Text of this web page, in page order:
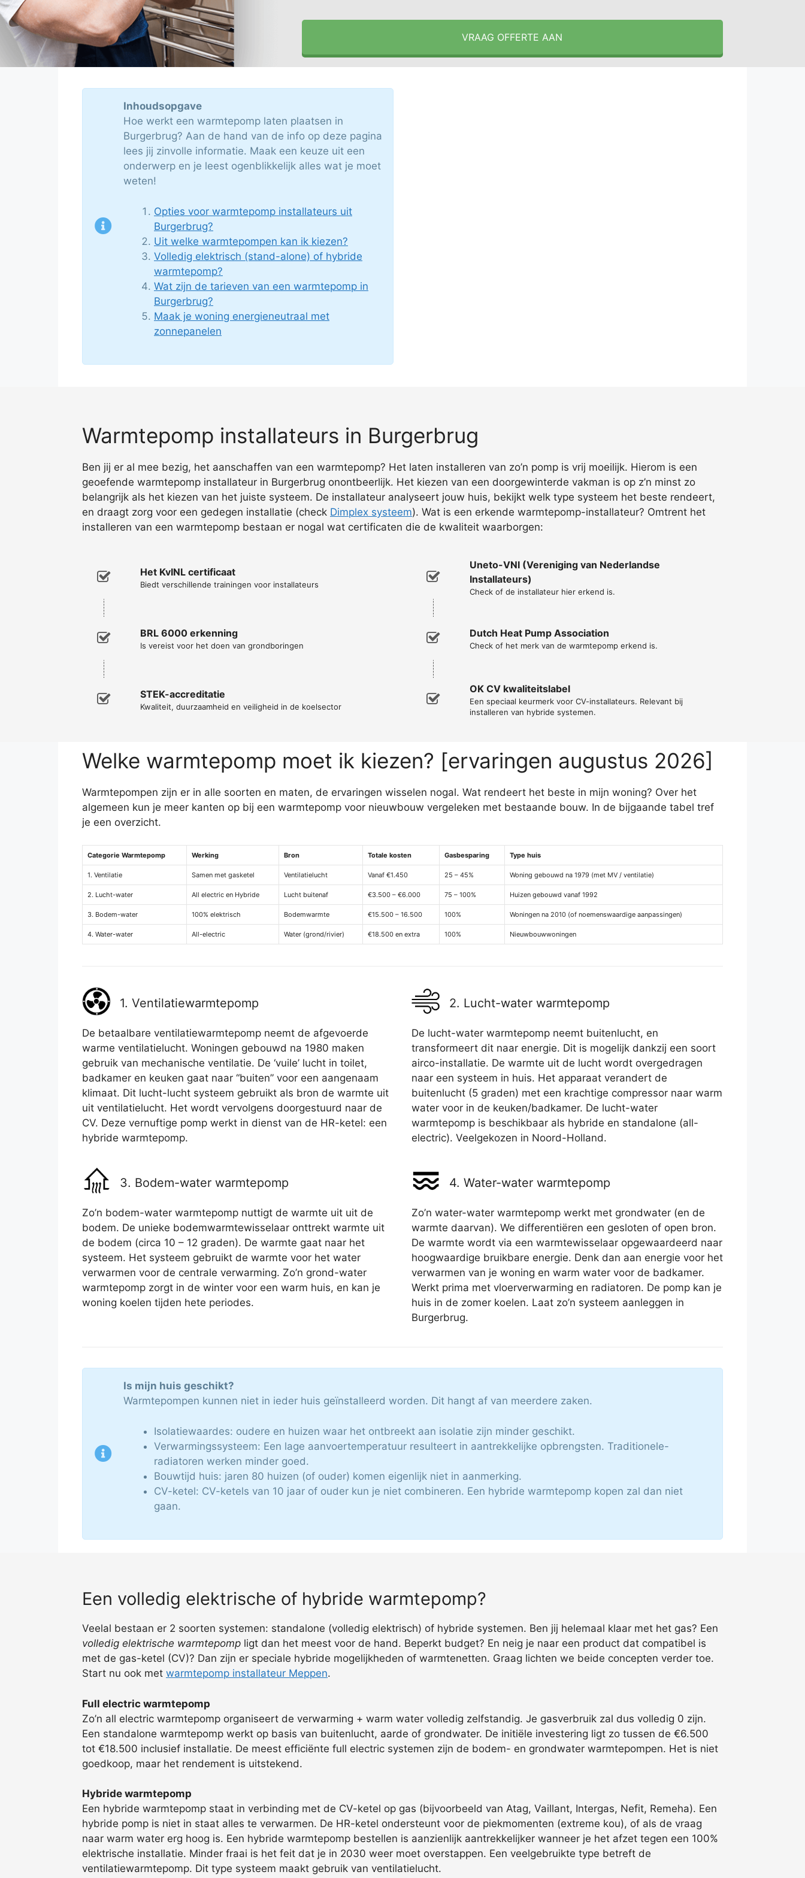
VRAAG OFFERTE AAN
Inhoudsopgave
Hoe werkt een warmtepomp laten plaatsen in
Burgerbrug? Aan de hand van de info op deze pagina
lees jij zinvolle informatie. Maak een keuze uit een
onderwerp en je leest ogenblikkelijk alles wat je moet
weten!
Opties voor warmtepomp installateurs uit
Burgerbrug?
Uit welke warmtepompen kan ik kiezen?
Volledig elektrisch (stand-alone) of hybride
warmtepomp?
Wat zijn de tarieven van een warmtepomp in
Burgerbrug?
Maak je woning energieneutraal met
zonnepanelen
Warmtepomp installateurs in Burgerbrug
Ben jij er al mee bezig, het aanschaffen van een warmtepomp? Het laten installeren van zo’n pomp is vrij moeilijk. Hierom is een
geoefende warmtepomp installateur in Burgerbrug onontbeerlijk. Het kiezen van een doorgewinterde vakman is op z’n minst zo
belangrijk als het kiezen van het juiste systeem. De installateur analyseert jouw huis, bekijkt welk type systeem het beste rendeert,
en draagt zorg voor een gedegen installatie (check Dimplex systeem). Wat is een erkende warmtepomp-installateur? Omtrent het
installeren van een warmtepomp bestaan er nogal wat certificaten die de kwaliteit waarborgen:
Het KvINL certificaat
Biedt verschillende trainingen voor installateurs
BRL 6000 erkenning
Is vereist voor het doen van grondboringen
STEK-accreditatie
Kwaliteit, duurzaamheid en veiligheid in de koelsector
Uneto-VNI (Vereniging van Nederlandse
Installateurs)
Check of de installateur hier erkend is.
Dutch Heat Pump Association
Check of het merk van de warmtepomp erkend is.
OK CV kwaliteitslabel
Een speciaal keurmerk voor CV-installateurs. Relevant bij
installeren van hybride systemen.
Welke warmtepomp moet ik kiezen? [ervaringen augustus 2026]
Warmtepompen zijn er in alle soorten en maten, de ervaringen wisselen nogal. Wat rendeert het beste in mijn woning? Over het
algemeen kun je meer kanten op bij een warmtepomp voor nieuwbouw vergeleken met bestaande bouw. In de bijgaande tabel tref
je een overzicht.
Categorie Warmtepomp Werking Bron Totale kosten Gasbesparing Type huis
1. Ventilatie Samen met gasketel Ventilatielucht Vanaf €1.450 25 – 45% Woning gebouwd na 1979 (met MV / ventilatie)
2. Lucht-water All electric en Hybride Lucht buitenaf €3.500 – €6.000 75 – 100% Huizen gebouwd vanaf 1992
3. Bodem-water 100% elektrisch Bodemwarmte €15.500 – 16.500 100% Woningen na 2010 (of noemenswaardige aanpassingen)
4. Water-water All-electric Water (grond/rivier) €18.500 en extra 100% Nieuwbouwwoningen
1. Ventilatiewarmtepomp
De betaalbare ventilatiewarmtepomp neemt de afgevoerde
warme ventilatielucht. Woningen gebouwd na 1980 maken
gebruik van mechanische ventilatie. De ‘vuile’ lucht in toilet,
badkamer en keuken gaat naar “buiten” voor een aangenaam
klimaat. Dit lucht-lucht systeem gebruikt als bron de warmte uit
uit ventilatielucht. Het wordt vervolgens doorgestuurd naar de
CV. Deze vernuftige pomp werkt in dienst van de HR-ketel: een
hybride warmtepomp.
2. Lucht-water warmtepomp
De lucht-water warmtepomp neemt buitenlucht, en
transformeert dit naar energie. Dit is mogelijk dankzij een soort
airco-installatie. De warmte uit de lucht wordt overgedragen
naar een systeem in huis. Het apparaat verandert de
buitenlucht (5 graden) met een krachtige compressor naar warm
water voor in de keuken/badkamer. De lucht-water
warmtepomp is beschikbaar als hybride en standalone (all-
electric). Veelgekozen in Noord-Holland.
3. Bodem-water warmtepomp
Zo’n bodem-water warmtepomp nuttigt de warmte uit uit de
bodem. De unieke bodemwarmtewisselaar onttrekt warmte uit
de bodem (circa 10 – 12 graden). De warmte gaat naar het
systeem. Het systeem gebruikt de warmte voor het water
verwarmen voor de centrale verwarming. Zo’n grond-water
warmtepomp zorgt in de winter voor een warm huis, en kan je
woning koelen tijden hete periodes.
4. Water-water warmtepomp
Zo’n water-water warmtepomp werkt met grondwater (en de
warmte daarvan). We differentiëren een gesloten of open bron.
De warmte wordt via een warmtewisselaar opgewaardeerd naar
hoogwaardige bruikbare energie. Denk dan aan energie voor het
verwarmen van je woning en warm water voor de badkamer.
Werkt prima met vloerverwarming en radiatoren. De pomp kan je
huis in de zomer koelen. Laat zo’n systeem aanleggen in
Burgerbrug.
Is mijn huis geschikt?
Warmtepompen kunnen niet in ieder huis geïnstalleerd worden. Dit hangt af van meerdere zaken.
Isolatiewaardes: oudere en huizen waar het ontbreekt aan isolatie zijn minder geschikt.
Verwarmingssysteem: Een lage aanvoertemperatuur resulteert in aantrekkelijke opbrengsten. Traditionele-
radiatoren werken minder goed.
Bouwtijd huis: jaren 80 huizen (of ouder) komen eigenlijk niet in aanmerking.
CV-ketel: CV-ketels van 10 jaar of ouder kun je niet combineren. Een hybride warmtepomp kopen zal dan niet
gaan.
Een volledig elektrische of hybride warmtepomp?
Veelal bestaan er 2 soorten systemen: standalone (volledig elektrisch) of hybride systemen. Ben jij helemaal klaar met het gas? Een
volledig elektrische warmtepomp ligt dan het meest voor de hand. Beperkt budget? En neig je naar een product dat compatibel is
met de gas-ketel (CV)? Dan zijn er speciale hybride mogelijkheden of warmtenetten. Graag lichten we beide concepten verder toe.
Start nu ook met warmtepomp installateur Meppen.
Full electric warmtepomp
Zo’n all electric warmtepomp organiseert de verwarming + warm water volledig zelfstandig. Je gasverbruik zal dus volledig 0 zijn.
Een standalone warmtepomp werkt op basis van buitenlucht, aarde of grondwater. De initiële investering ligt zo tussen de €6.500
tot €18.500 inclusief installatie. De meest efficiënte full electric systemen zijn de bodem- en grondwater warmtepompen. Het is niet
goedkoop, maar het rendement is uitstekend.
Hybride warmtepomp
Een hybride warmtepomp staat in verbinding met de CV-ketel op gas (bijvoorbeeld van Atag, Vaillant, Intergas, Nefit, Remeha). Een
hybride pomp is niet in staat alles te verwarmen. De HR-ketel ondersteunt voor de piekmomenten (extreme kou), of als de vraag
naar warm water erg hoog is. Een hybride warmtepomp bestellen is aanzienlijk aantrekkelijker wanneer je het afzet tegen een 100%
elektrische installatie. Minder fraai is het feit dat je in 2030 weer moet overstappen. Een veelgebruikte type betreft de
ventilatiewarmtepomp. Dit type systeem maakt gebruik van ventilatielucht.